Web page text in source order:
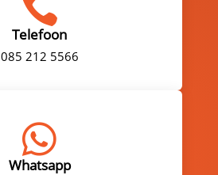

Telefoon
085 212 5566

Whatsapp